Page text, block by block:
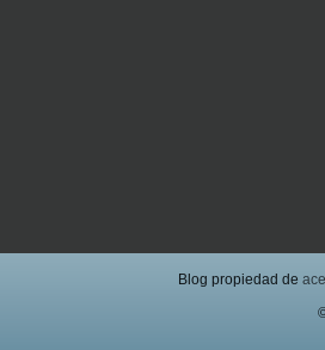
Blog propiedad de